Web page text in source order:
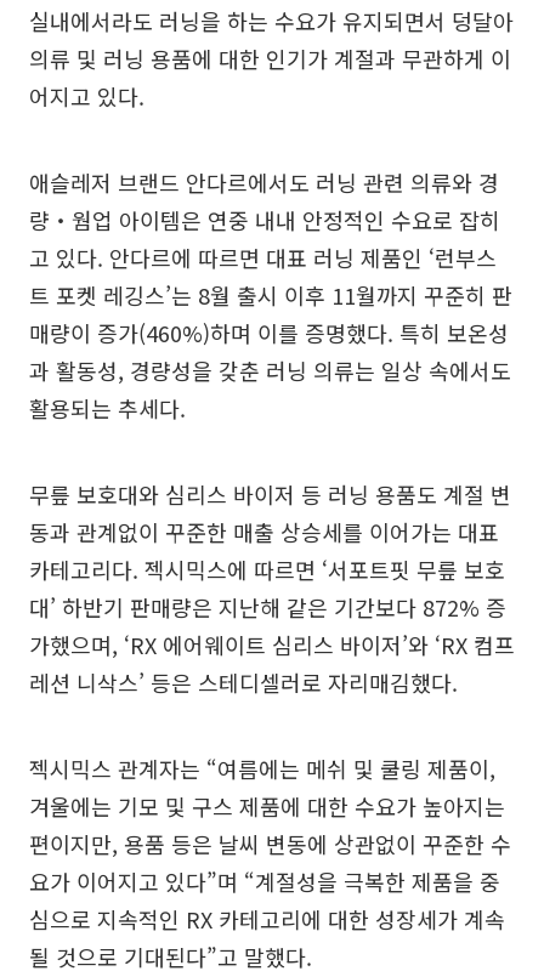
실내에서라도 러닝을 하는 수요가 유지되면서 덩달아
의류 및 러닝 용품에 대한 인기가 계절과 무관하게 이
어지고 있다.
애슬레저 브랜드 안다르에서도 러닝 관련 의류와 경
량‧웜업 아이템은 연중 내내 안정적인 수요로 잡히
고 있다. 안다르에 따르면 대표 러닝 제품인 ‘런부스
트 포켓 레깅스’는 8월 출시 이후 11월까지 꾸준히 판
매량이 증가(460%)하며 이를 증명했다. 특히 보온성
과 활동성, 경량성을 갖춘 러닝 의류는 일상 속에서도
활용되는 추세다.
무릎 보호대와 심리스 바이저 등 러닝 용품도 계절 변
동과 관계없이 꾸준한 매출 상승세를 이어가는 대표
카테고리다. 젝시믹스에 따르면 ‘서포트핏 무릎 보호
대’ 하반기 판매량은 지난해 같은 기간보다 872% 증
가했으며, ‘RX 에어웨이트 심리스 바이저’와 ‘RX 컴프
레션 니삭스’ 등은 스테디셀러로 자리매김했다.
젝시믹스 관계자는 “여름에는 메쉬 및 쿨링 제품이,
겨울에는 기모 및 구스 제품에 대한 수요가 높아지는
편이지만, 용품 등은 날씨 변동에 상관없이 꾸준한 수
요가 이어지고 있다”며 “계절성을 극복한 제품을 중
심으로 지속적인 RX 카테고리에 대한 성장세가 계속
될 것으로 기대된다”고 말했다.